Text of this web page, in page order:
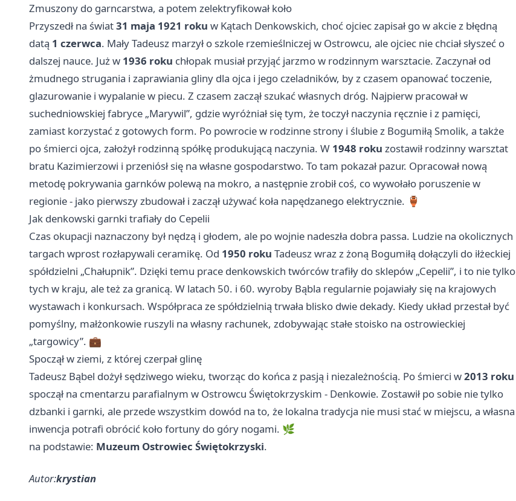
Zmuszony do garncarstwa, a potem zelektryfikował koło
Przyszedł na świat31 maja 1921 roku w Kątach Denkowskich, choć ojciec zapisał go w akcie z błędną
datą 1 czerwca. Mały Tadeusz marzył o szkole rzemieślniczej w Ostrowcu, ale ojciec nie chciał słyszeć o
dalszej nauce. Już w 1936 roku chłopak musiał przyjąć jarzmo w rodzinnym warsztacie. Zaczynał od
żmudnego strugania i zaprawiania gliny dla ojca i jego czeladników, by z czasem opanować toczenie,
glazurowanie i wypalanie w piecu. Z czasem zaczął szukać własnych dróg. Najpierw pracował w
suchedniowskiej fabryce „Marywil”, gdzie wyróżniał się tym, że toczył naczynia ręcznie i z pamięci,
zamiast korzystać z gotowych form. Po powrocie w rodzinne strony i ślubie z Bogumiłą Smolik, a także
po śmierci ojca, założył rodzinną spółkę produkującą naczynia. W 1948 roku zostawił rodzinny warsztat
bratu Kazimierzowi i przeniósł się na własne gospodarstwo. To tam pokazał pazur. Opracował nową
metodę pokrywania garnków polewą na mokro, a następnie zrobił coś, co wywołało poruszenie w
regionie - jako pierwszy zbudował i zaczął używać koła napędzanego elektrycznie. 🏺
Jak denkowski garnki trafiały do Cepelii
Czas okupacji naznaczony był nędzą i głodem, ale po wojnie nadeszła dobra passa. Ludzie na okolicznych
targach wprost rozłapywali ceramikę. Od 1950 roku Tadeusz wraz z żoną Bogumiłą dołączyli do iłżeckiej
spółdzielni „Chałupnik”. Dzięki temu prace denkowskich twórców trafiły do sklepów „Cepelii”, i to nie tylko
tych w kraju, ale też za granicą. W latach 50. i 60. wyroby Bąbla regularnie pojawiały się na krajowych
wystawach i konkursach. Współpraca ze spółdzielnią trwała blisko dwie dekady. Kiedy układ przestał być
pomyślny, małżonkowie ruszyli na własny rachunek, zdobywając stałe stoisko na ostrowieckiej
„targowicy”. 💼
Spoczął w ziemi, z której czerpał glinę
Tadeusz Bąbel dożył sędziwego wieku, tworząc do końca z pasją i niezależnością. Po śmierci w2013 roku
spoczął na cmentarzu parafialnym w Ostrowcu Świętokrzyskim - Denkowie. Zostawił po sobie nie tylko
dzbanki i garnki, ale przede wszystkim dowód na to, że lokalna tradycja nie musi stać w miejscu, a własna
inwencja potrafi obrócić koło fortuny do góry nogami. 🌿
na podstawie: Muzeum Ostrowiec Świętokrzyski.
Autor:krystian